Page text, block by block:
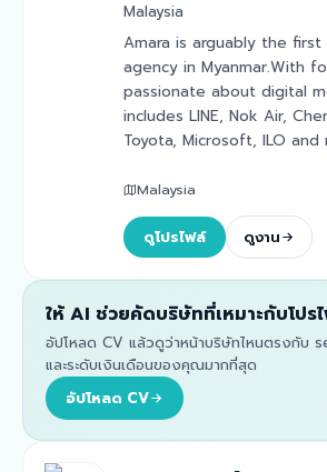
Malaysia
Amara is arguably the
agency in Myanmar.With
passionate about digital
includes LINE, Nok Air,
Toyota, Microsoft, ILO and
Malaysia
ดูโปรไฟล์ ดูงาน
ให้ AI ช่วยคัดบริษัทที่เหมาะกับโป
อัปโหลด CV แล้วดูว่าหน้าบริษัทไหนตรงกับ
และระดับเงินเดือนของคุณมากที่สุด
อัปโหลด CV